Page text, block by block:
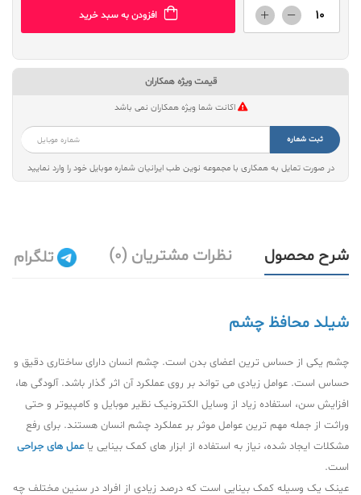
افزودن به سبد خرید
قیمت ویژه همکاران
اکانت شما ویژه همکاران نمی باشد
ثبت شماره
در صورت تمایل به همکاری با مجموعه نوین طب ایرانیان شماره موبایل خود را وارد نمایید
شرح محصول نظرات مشتریان (0) تلگرام
شیلد محافظ چشم
چشم یکی از حساس ترین اعضای بدن است. چشم انسان دارای ساختاری دقیق و
حساس است. عوامل زیادی می تواند بر روی عملکرد آن اثر گذار باشد. آلودگی ها،
افزایش سن، استفاده زیاد از وسایل الکترونیک نظیر موبایل و کامپیوتر و حتی
وراثت از جمله مهم ترین عوامل موثر بر عملکرد چشم انسان هستند. برای رفع
مشکلات ایجاد شده، نیاز به استفاده از ابزار های کمک بینایی یاعمل های جراحی
است.
عینک یک وسیله کمک بینایی است که درصد زیادی از افراد در سنین مختلف چه